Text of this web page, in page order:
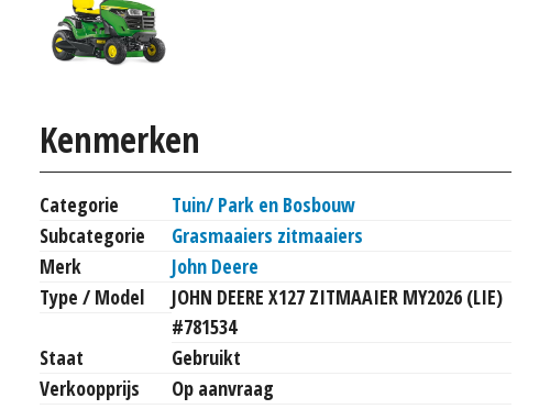
Kenmerken
Categorie
Tuin/ Park en Bosbouw
Subcategorie
Grasmaaiers zitmaaiers
Merk
John Deere
Type / Model
JOHN DEERE X127 ZITMAAIER MY2026 (LIE)
#781534
Staat
Gebruikt
Verkoopprijs
Op aanvraag